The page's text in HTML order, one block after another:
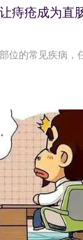
痔疮成为直